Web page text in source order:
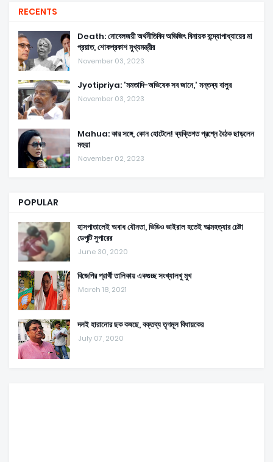
RECENTS
Death: নোবেলজয়ী অর্থনীতিবিদ অভিজিৎ বিনায়ক বন্দ্যোপাধ্যায়ের মা
প্রয়াত, শোকপ্রকাশ মুখ্যমন্ত্রীর
November 03, 2023
Jyotipriya: 'মমতাদি-অভিষেক সব জানে,' মন্তব্য বালুর
November 03, 2023
Mahua: কার সঙ্গে, কোন হোটেলে! ব্যক্তিগত প্রশ্নে বৈঠক ছাড়লেন
মহুয়া
November 02, 2023
POPULAR
হাসপাতালেই অবাধ যৌনতা, ভিডিও ভাইরাল হতেই আত্মহত্যার চেষ্টা
ডেপুটি সুপারের
June 30, 2020
বিজেপির প্রার্থী তালিকায় একগুচ্ছ সংখ্যালখু মুখ
March 18, 2021
দলই হারানোর ছক কষছে, বক্তব্য তৃণমূল বিধায়কের
July 07, 2020